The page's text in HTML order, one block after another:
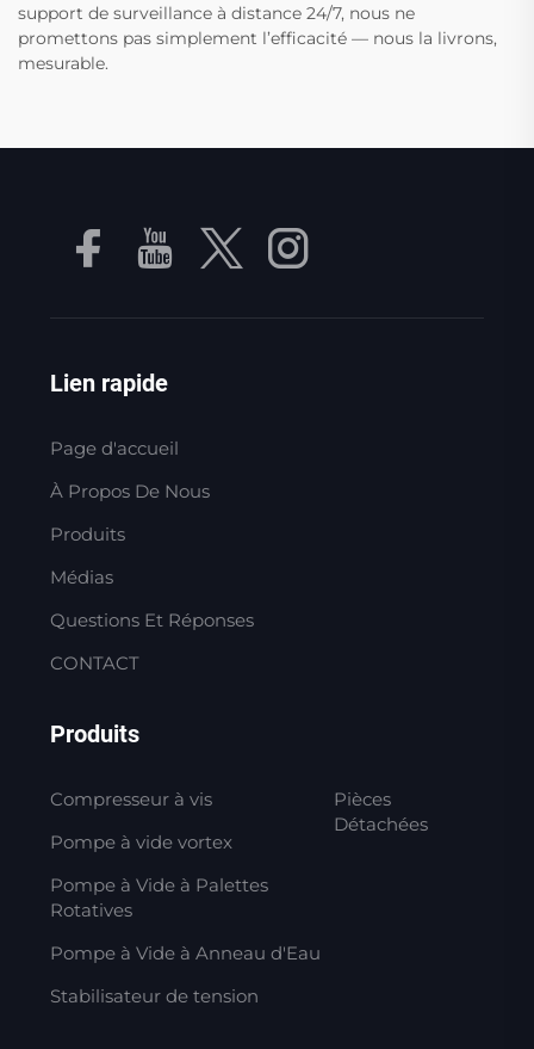
support de surveillance à distance 24/7, nous ne
promettons pas simplement l’efficacité — nous la livrons,
mesurable.
Lien rapide
Page d'accueil
À Propos De Nous
Produits
Médias
Questions Et Réponses
CONTACT
Produits
Compresseur à vis
Pompe à vide vortex
Pompe à Vide à Palettes
Rotatives
Pompe à Vide à Anneau d'Eau
Stabilisateur de tension
Pièces
Détachées